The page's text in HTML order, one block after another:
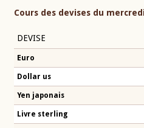
Cours des devises du
DEVISE
Euro
Dollar us
Yen japonais
Livre sterling